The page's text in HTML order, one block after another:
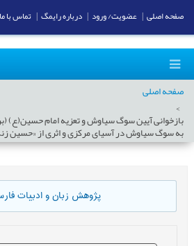
صفحه اصلی
بازخوانی آیین سوگ سیاوش و تعزیه امام حسین(ع)
به سوگ سیاوش در آسیای مرکزی و اثری از «حسین
پژوهش زبان و ادبیات
صفحه اصلی عضویت/ ورود درباره رایمگ تماس با ما